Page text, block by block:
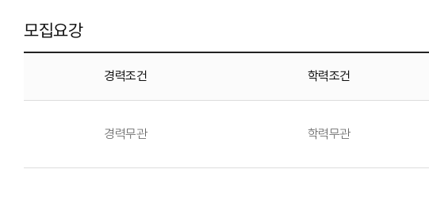
모집요강
경력조건 학력조건
경력무관 학력무관